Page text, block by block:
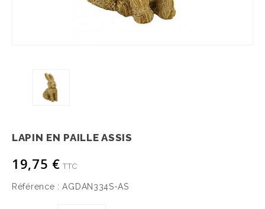
LAPIN EN PAILLE ASSIS
19,75 € TTC
Référence : AGDAN334S-AS